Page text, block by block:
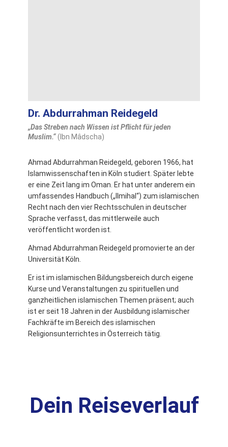
Dr. Abdurrahman Reidegeld
„Das Streben nach Wissen ist Pflicht für jeden
Muslim.“(Ibn Mâdscha)
Ahmad Abdurrahman Reidegeld, geboren 1966, hat
Islamwissenschaften in Köln studiert. Später lebte
er eine Zeit lang im Oman. Er hat unter anderem ein
umfassendes Handbuch („Ilmihal“) zum islamischen
Recht nach den vier Rechtsschulen in deutscher
Sprache verfasst, das mittlerweile auch
veröffentlicht worden ist.
Ahmad Abdurrahman Reidegeld promovierte an der
Universität Köln.
Er ist im islamischen Bildungsbereich durch eigene
Kurse und Veranstaltungen zu spirituellen und
ganzheitlichen islamischen Themen präsent; auch
ist er seit 18 Jahren in der Ausbildung islamischer
Fachkräfte im Bereich des islamischen
Religionsunterrichtes in Österreich tätig.
Dein Reiseverlauf